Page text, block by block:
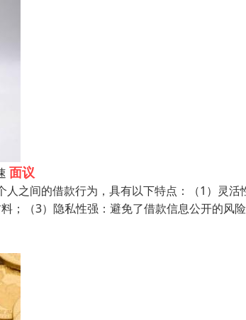
面议
之间的借款行为，具有以下特点：（1）灵
；（3）隐私性强：避免了借款信息公开的风